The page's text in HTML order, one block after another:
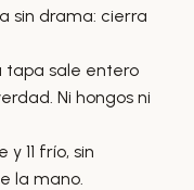
sin drama: cierra
tapa sale entero
Ni hongos ni
11 frío, sin
la mano.